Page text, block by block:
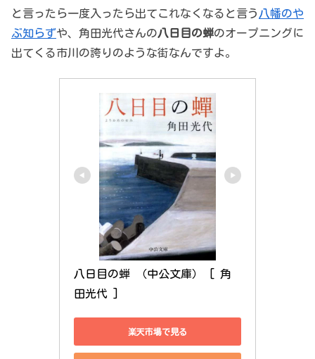
と言ったら一度入ったら出てこれなくなると言う 八幡のや
ぶ知らずや、角田光代さんの八日目の蝉のオープニングに
出てくる市川の誇りのような街なんですよ。
八日目の蝉 （中公文庫） [ 角
田光代 ]
楽天市場で見る